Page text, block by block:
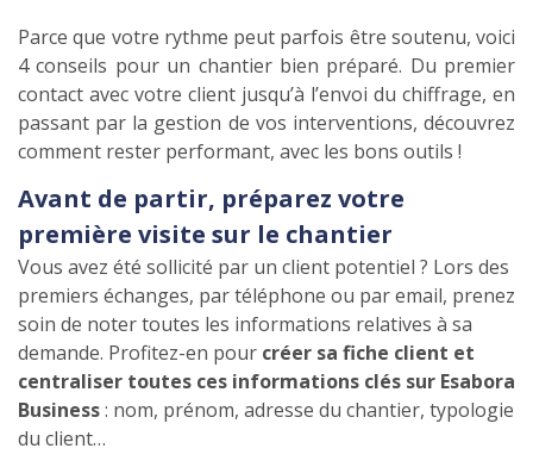
Parce que votre rythme peut parfois être soutenu, voici
4 conseils pour un chantier bien préparé. Du premier
contact avec votre client jusqu’à l’envoi du chiffrage, en
passant par la gestion de vos interventions, découvrez
comment rester performant, avec les bons outils !
Avant de partir, préparez votre
première visite sur le chantier
Vous avez été sollicité par un client potentiel ? Lors des
premiers échanges, par téléphone ou par email, prenez
soin de noter toutes les informations relatives à sa
demande. Profitez-en pour créer sa fiche client et
centraliser toutes ces informations clés sur Esabora
Business: nom, prénom, adresse du chantier, typologie
du client…